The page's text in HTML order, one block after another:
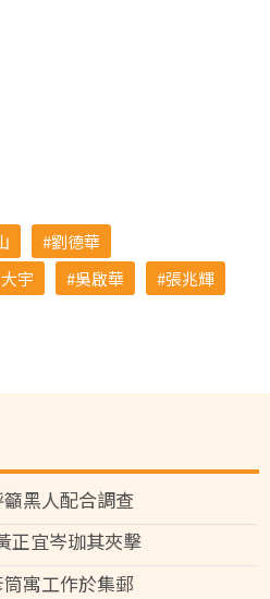
劉德華
宇 吳啟華
張兆輝
黑人配合調查
正宜岑珈其夾擊
寓工作於集郵